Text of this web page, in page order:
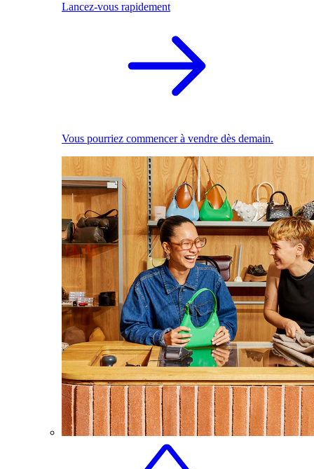
Lancez-vous rapidement
Vous pourriez commencer à vendre dès demain.